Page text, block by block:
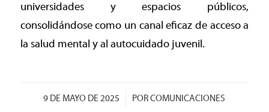
universidades y espacios públicos,
consolidándose como un canal eficaz de acceso a
la salud mental y al autocuidado juvenil.
9 DE MAYO DE 2025
/ PORCOMUNICACIONES